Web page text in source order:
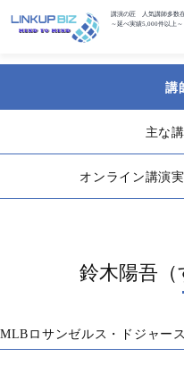
講演の匠 人気講師多数
～延べ実績5,000件以上～
講
主な
オンライン講演
鈴木陽吾（
MLBロサンゼルス・ドジャー